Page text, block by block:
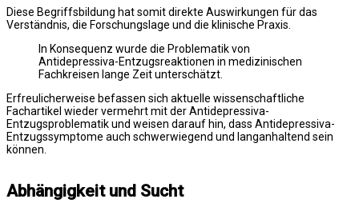
Diese Begriffsbildung hat somit direkte Auswirkungen für das
Verständnis, die Forschungslage und die klinische Praxis.
In Konsequenz wurde die Problematik von
Antidepressiva-Entzugsreaktionen in medizinischen
Fachkreisen lange Zeit unterschätzt.
Erfreulicherweise befassen sich aktuelle wissenschaftliche
Fachartikel wieder vermehrt mit der Antidepressiva-
Entzugsproblematik und weisen darauf hin, dass Antidepressiva-
Entzugssymptome auch schwerwiegend und langanhaltend sein
können.
Abhängigkeit und Sucht